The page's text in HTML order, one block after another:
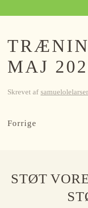
MAJ
Skrevet af
Forrige
STØT